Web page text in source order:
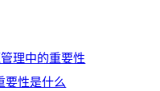
理中的重要性
要性是什么